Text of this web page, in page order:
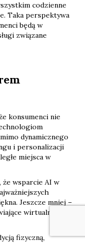
codzienne
Taka perspektywa
będą w
związane
konsumenci nie
dynamicznego
i personalizacji
miejsca w
że wsparcie AI w
Jeszcze mniej –
wirtualne
fizyczną,